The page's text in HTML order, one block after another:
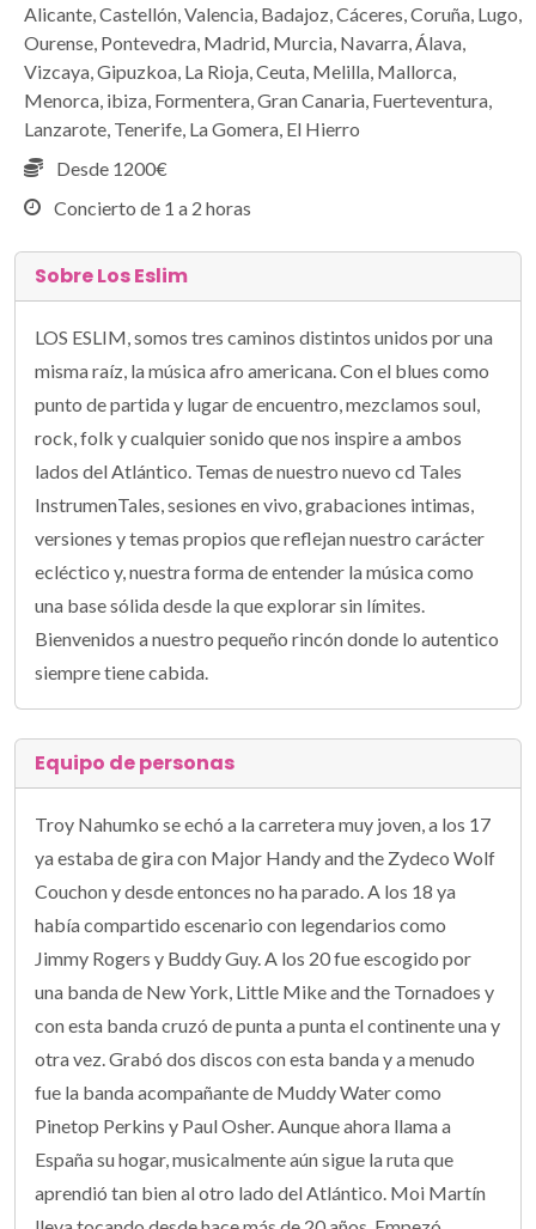
Alicante, Castellón, Valencia, Badajoz, Cáceres, Coruña, Lugo,
Ourense, Pontevedra, Madrid, Murcia, Navarra, Álava,
Vizcaya, Gipuzkoa, La Rioja, Ceuta, Melilla, Mallorca,
Menorca, ibiza, Formentera, Gran Canaria, Fuerteventura,
Lanzarote, Tenerife, La Gomera, El Hierro
Desde 1200€
Concierto de 1 a 2 horas
Sobre Los Eslim
LOS ESLIM, somos tres caminos distintos unidos por una
misma raíz, la música afro americana. Con el blues como
punto de partida y lugar de encuentro, mezclamos soul,
rock, folk y cualquier sonido que nos inspire a ambos
lados del Atlántico. Temas de nuestro nuevo cd Tales
InstrumenTales, sesiones en vivo, grabaciones intimas,
versiones y temas propios que reflejan nuestro carácter
ecléctico y, nuestra forma de entender la música como
una base sólida desde la que explorar sin límites.
Bienvenidos a nuestro pequeño rincón donde lo autentico
siempre tiene cabida.
Equipo de personas
Troy Nahumko se echó a la carretera muy joven, a los 17
ya estaba de gira con Major Handy and the Zydeco Wolf
Couchon y desde entonces no ha parado. A los 18 ya
había compartido escenario con legendarios como
Jimmy Rogers y Buddy Guy. A los 20 fue escogido por
una banda de New York, Little Mike and the Tornadoes y
con esta banda cruzó de punta a punta el continente una y
otra vez. Grabó dos discos con esta banda y a menudo
fue la banda acompañante de Muddy Water como
Pinetop Perkins y Paul Osher. Aunque ahora llama a
España su hogar, musicalmente aún sigue la ruta que
aprendió tan bien al otro lado del Atlántico. Moi Martín